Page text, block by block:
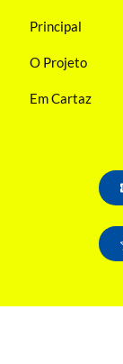
Principal
O Projeto
Em Cartaz